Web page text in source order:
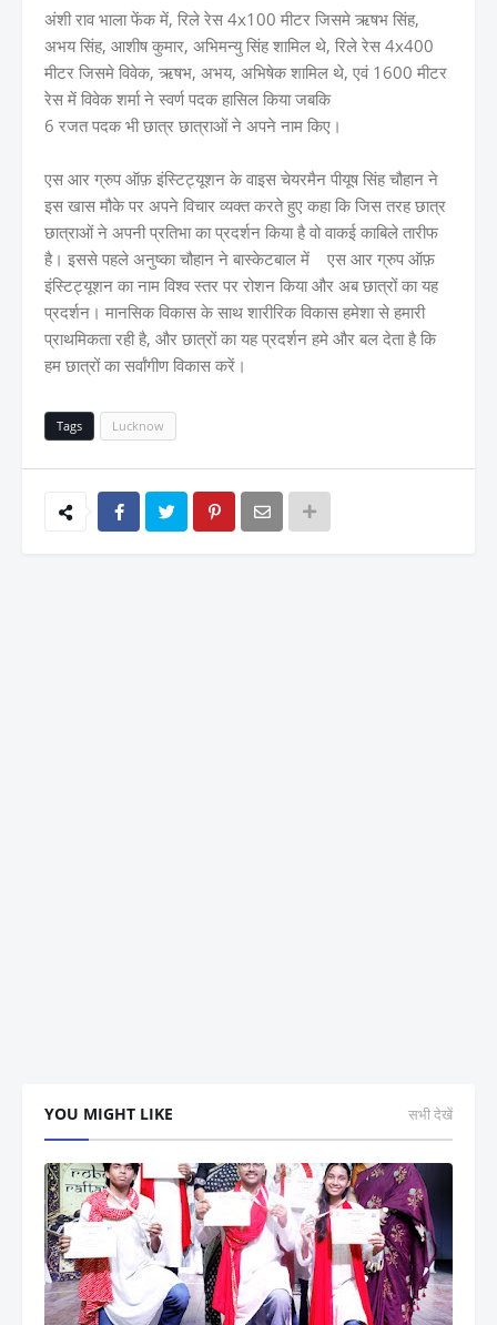
अंशी राव भाला फेंक में, रिले रेस 4x100 मीटर जिसमे ऋषभ सिंह,
अभय सिंह, आशीष कुमार, अभिमन्यु सिंह शामिल थे, रिले रेस 4x400
मीटर जिसमे विवेक, ऋषभ, अभय, अभिषेक शामिल थे, एवं 1600 मीटर
रेस में विवेक शर्मा ने स्वर्ण पदक हासिल किया जबकि
6 रजत पदक भी छात्र छात्राओं ने अपने नाम किए।
एस आर ग्रुप ऑफ़ इंस्टिट्यूशन के वाइस चेयरमैन पीयूष सिंह चौहान ने
इस खास मौके पर अपने विचार व्यक्त करते हुए कहा कि जिस तरह छात्र
छात्राओं ने अपनी प्रतिभा का प्रदर्शन किया है वो वाकई काबिले तारीफ
है। इससे पहले अनुष्का चौहान ने बास्केटबाल में एस आर ग्रुप ऑफ़
इंस्टिट्यूशन का नाम विश्व स्तर पर रोशन किया और अब छात्रों का यह
प्रदर्शन। मानसिक विकास के साथ शारीरिक विकास हमेशा से हमारी
प्राथमिकता रही है, और छात्रों का यह प्रदर्शन हमे और बल देता है कि
हम छात्रों का सर्वांगीण विकास करें।
Tags Lucknow
YOU MIGHT LIKE सभी देखें